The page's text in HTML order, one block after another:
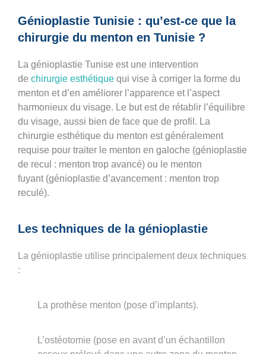
Génioplastie Tunisie : qu’est-ce que la
chirurgie du menton en Tunisie ?
La génioplastie Tunise est une intervention
de chirurgie esthétique qui vise à corriger la forme du
menton et d’en améliorer l’apparence et l’aspect
harmonieux du visage. Le but est de rétablir l’équilibre
du visage, aussi bien de face que de profil. La
chirurgie esthétique du menton est généralement
requise pour traiter le menton en galoche (génioplastie
de recul : menton trop avancé) ou le menton
fuyant(génioplastie d’avancement : menton trop
reculé).
Les techniques de la génioplastie
La génioplastie utilise principalement deux techniques
:
La prothèse menton (pose d’implants).
L’ostéotomie (pose en avant d’un échantillon